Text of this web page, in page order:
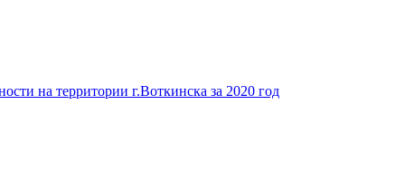
на территории г.Воткинска за 2020 год